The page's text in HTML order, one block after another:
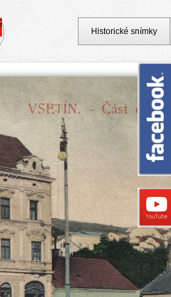
Historické snímky